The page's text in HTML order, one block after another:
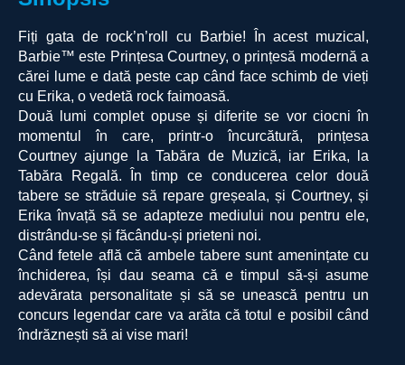
Fiți gata de rock’n’roll cu Barbie! În acest muzical,
Barbie™ este Prințesa Courtney, o prințesă modernă a
cărei lume e dată peste cap când face schimb de vieți
cu Erika, o vedetă rock faimoasă.
Două lumi complet opuse și diferite se vor ciocni în
momentul în care, printr-o încurcătură, prințesa
Courtney ajunge la Tabăra de Muzică, iar Erika, la
Tabăra Regală. În timp ce conducerea celor două
tabere se străduie să repare greșeala, și Courtney, și
Erika învață să se adapteze mediului nou pentru ele,
distrându-se și făcându-și prieteni noi.
Când fetele află că ambele tabere sunt amenințate cu
închiderea, își dau seama că e timpul să-și asume
adevărata personalitate și să se unească pentru un
concurs legendar care va arăta că totul e posibil când
îndrăznești să ai vise mari!